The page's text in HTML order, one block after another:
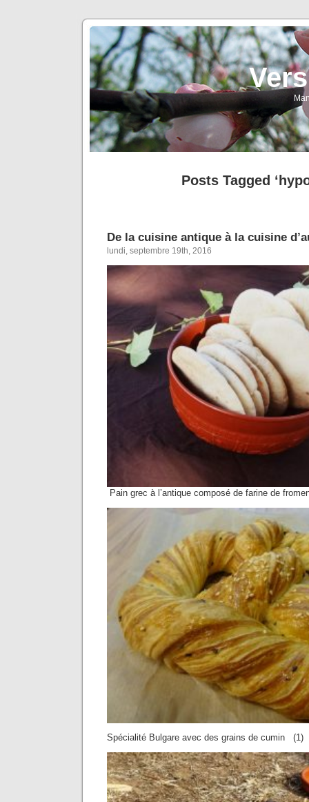
Posts Tagged
De la cuisine antique à la cuisine
lundi, septembre 19th, 2016
Pain grec à l’antique composé de farine de
Spécialité Bulgare avec des grains de cumin (1)